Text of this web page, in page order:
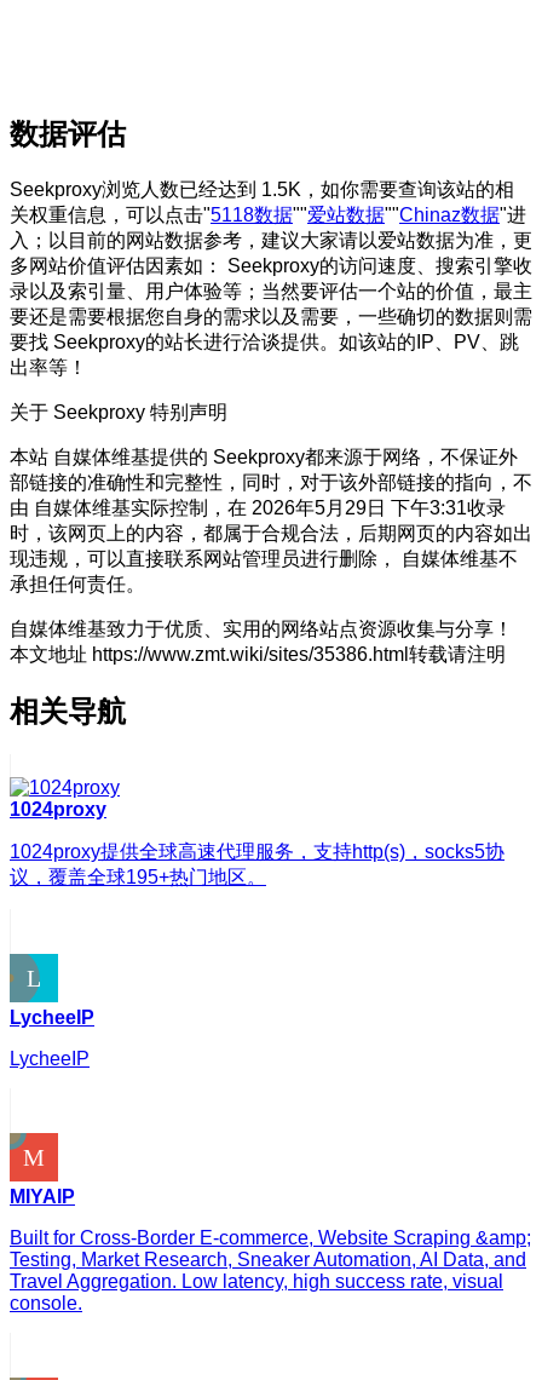
数据评估
Seekproxy浏览人数已经达到 1.5K，如你需要查询该站的相
关权重信息，可以点击"5118数据""爱站数据""Chinaz数据"进
入；以目前的网站数据参考，建议大家请以爱站数据为准，更
多网站价值评估因素如： Seekproxy的访问速度、搜索引擎收
录以及索引量、用户体验等；当然要评估一个站的价值，最主
要还是需要根据您自身的需求以及需要，一些确切的数据则需
要找 Seekproxy的站长进行洽谈提供。如该站的IP、PV、跳
出率等！
关于 Seekproxy 特别声明
本站 自媒体维基提供的 Seekproxy都来源于网络，不保证外
部链接的准确性和完整性，同时，对于该外部链接的指向，不
由 自媒体维基实际控制，在 2026年5月29日 下午3:31收录
时，该网页上的内容，都属于合规合法，后期网页的内容如出
现违规，可以直接联系网站管理员进行删除， 自媒体维基不
承担任何责任。
自媒体维基致力于优质、实用的网络站点资源收集与分享！
本文地址 https://www.zmt.wiki/sites/35386.html转载请注明
相关导航
1024proxy
1024proxy提供全球高速代理服务，支持http(s)，socks5协
议，覆盖全球195+热门地区。
LycheeIP
LycheeIP
MIYAIP
Built for Cross-Border E-commerce, Website Scraping &amp;
Testing, Market Research, Sneaker Automation, AI Data, and
Travel Aggregation. Low latency, high success rate, visual
console.